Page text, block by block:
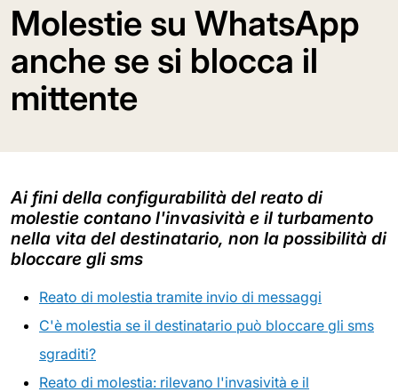
Molestie su WhatsApp
anche se si blocca il
mittente
Ai fini della configurabilità del reato di
molestie contano l'invasività e il turbamento
nella vita del destinatario, non la possibilità di
bloccare gli sms
Reato di molestia tramite invio di messaggi
C'è molestia se il destinatario può bloccare gli sms
sgraditi?
Reato di molestia: rilevano l'invasività e il